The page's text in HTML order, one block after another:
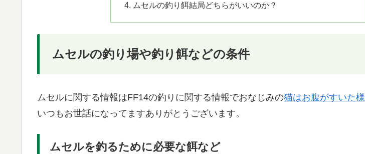
ムセルの釣り餌結局どちらがいいのか？
ムセルの釣り場や釣り餌などの条件
ムセルに関する情報はFF14の釣りに関する情報でおなじみの猫はお腹がすいた様
いつもお世話になってますありがとうございます。
ムセルを釣るために必要な餌など